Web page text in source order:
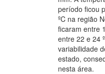
período ficou
ºC na região
ficaram entre
entre 22 e 24
variabilidade
estado,
nesta área.